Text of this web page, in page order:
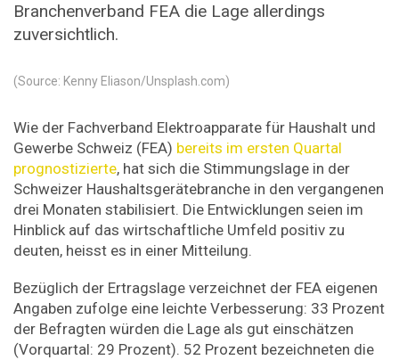
Branchenverband FEA die Lage allerdings
zuversichtlich.
(Source: Kenny Eliason/Unsplash.com)
Wie der Fachverband Elektroapparate für Haushalt und
Gewerbe Schweiz (FEA) bereits im ersten Quartal
prognostizierte, hat sich die Stimmungslage in der
Schweizer Haushaltsgerätebranche in den vergangenen
drei Monaten stabilisiert. Die Entwicklungen seien im
Hinblick auf das wirtschaftliche Umfeld positiv zu
deuten, heisst es in einer Mitteilung.
Bezüglich der Ertragslage verzeichnet der FEA eigenen
Angaben zufolge eine leichte Verbesserung: 33 Prozent
der Befragten würden die Lage als gut einschätzen
(Vorquartal: 29 Prozent). 52 Prozent bezeichneten die